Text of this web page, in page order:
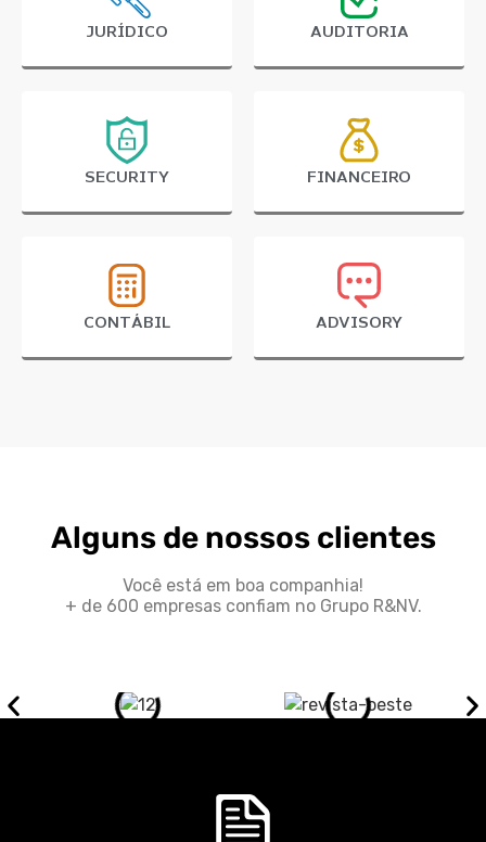
JURÍDICO AUDITORIA
SECURITY FINANCEIRO
CONTÁBIL ADVISORY
Alguns de nossos clientes
Você está em boa companhia!
+ de 600 empresas confiam no Grupo R&NV.